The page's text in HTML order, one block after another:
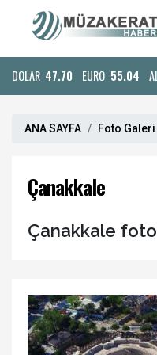
DOLAR 47.70 EURO 55.04
ANA SAYFA Foto Galeri
Çanakkale
Çanakkale